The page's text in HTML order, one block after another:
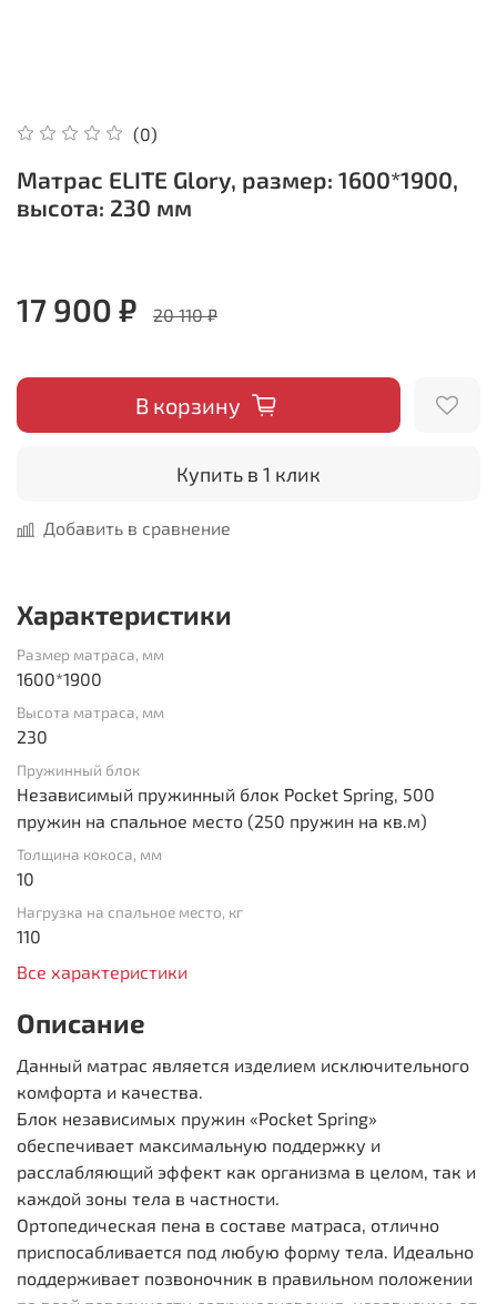
(0)
Матрас ELITE Glory, размер: 1600*1900,
высота: 230 мм
17 900 ₽ 20 110 ₽
В корзину
Купить в 1 клик
Добавить в сравнение
Характеристики
Размер матраса, мм
1600*1900
Высота матраса, мм
230
Пружинный блок
Независимый пружинный блок Pocket Spring, 500
пружин на спальное место (250 пружин на кв.м)
Толщина кокоса, мм
10
Нагрузка на спальное место, кг
110
Все характеристики
Описание
Данный матрас является изделием исключительного
комфорта и качества.
Блок независимых пружин «Pocket Spring»
обеспечивает максимальную поддержку и
расслабляющий эффект как организма в целом, так и
каждой зоны тела в частности.
Ортопедическая пена в составе матраса, отлично
приспосабливается под любую форму тела. Идеально
поддерживает позвоночник в правильном положении